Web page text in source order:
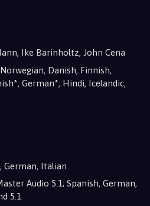
Ike Barinholtz, John Cena
Danish, Finnish,
German*, Hindi, Icelandic,
German, Italian
Audio 5.1; Spanish, German,
5.1